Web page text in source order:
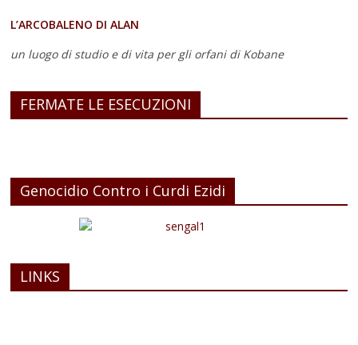
L’ARCOBALENO DI ALAN
un luogo di studio e di vita per gli orfani di Kobane
FERMATE LE ESECUZIONI
Genocidio Contro i Curdi Ezidi
LINKS